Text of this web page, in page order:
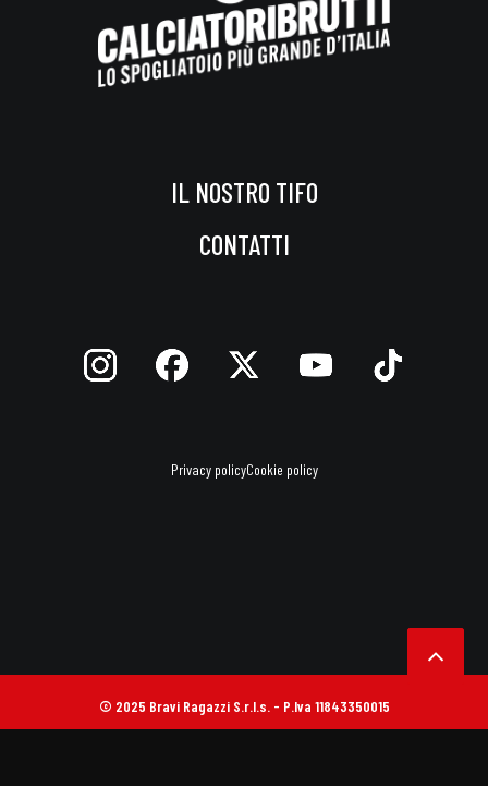
IL NOSTRO TIFO
CONTATTI
Privacy policyCookie policy
© 2025 Bravi Ragazzi S.r.l.s. - P.Iva 11843350015